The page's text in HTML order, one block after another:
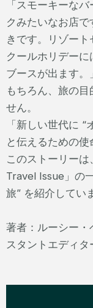
「スモーキーな
クみたいなお店
きです。リゾー
クールホリデー
ブースが出ます。」
もちろん、旅の
せん。
「新しい世代に
と伝えるための使
このストーリー
Travel Issue」の
旅” を紹介してい
著者：ルーシー
スタントエディタ